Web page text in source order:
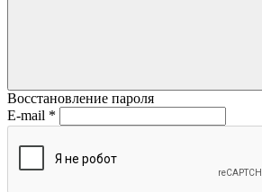
Восстановление пароля
E-mail *